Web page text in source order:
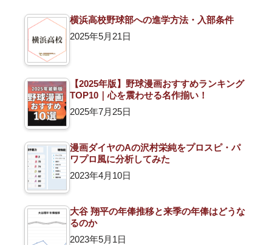
横浜高校野球部への進学方法・入部条件
2025年5月21日
【2025年版】野球漫画おすすめランキング
TOP10｜心を震わせる名作揃い！
2025年7月25日
漫画ダイヤのAの沢村栄純をプロスピ・パ
ワプロ風に分析してみた
2023年4月10日
大谷 翔平の年俸推移と来季の年俸はどうな
るのか
2023年5月1日